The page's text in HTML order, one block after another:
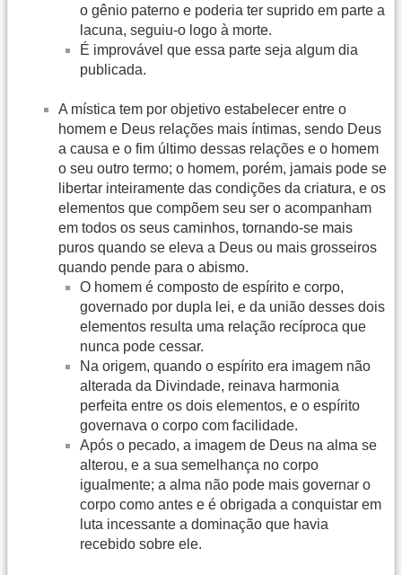
o gênio paterno e poderia ter suprido em parte a
lacuna, seguiu-o logo à morte.
É improvável que essa parte seja algum dia
publicada.
A mística tem por objetivo estabelecer entre o
homem e Deus relações mais íntimas, sendo Deus
a causa e o fim último dessas relações e o homem
o seu outro termo; o homem, porém, jamais pode se
libertar inteiramente das condições da criatura, e os
elementos que compõem seu ser o acompanham
em todos os seus caminhos, tornando-se mais
puros quando se eleva a Deus ou mais grosseiros
quando pende para o abismo.
O homem é composto de espírito e corpo,
governado por dupla lei, e da união desses dois
elementos resulta uma relação recíproca que
nunca pode cessar.
Na origem, quando o espírito era imagem não
alterada da Divindade, reinava harmonia
perfeita entre os dois elementos, e o espírito
governava o corpo com facilidade.
Após o pecado, a imagem de Deus na alma se
alterou, e a sua semelhança no corpo
igualmente; a alma não pode mais governar o
corpo como antes e é obrigada a conquistar em
luta incessante a dominação que havia
recebido sobre ele.